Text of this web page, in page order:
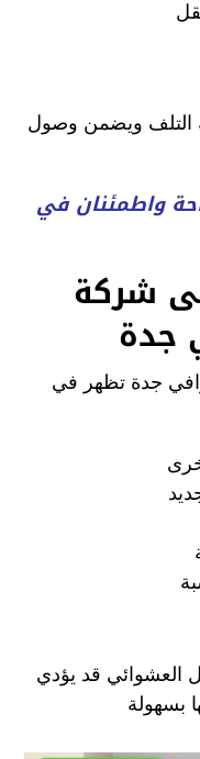
التلف ويضمن وصول
واطمئنان في
شركة
جدة
جدة تظهر في
العشوائي قد يؤدي
بسهولة